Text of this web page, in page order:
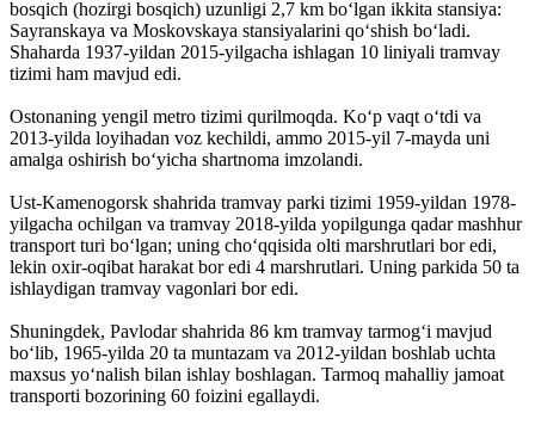
bosqich (hozirgi bosqich) uzunligi 2,7 km boʻlgan ikkita stansiya:
Sayranskaya va Moskovskaya stansiyalarini qoʻshish boʻladi.
Shaharda 1937-yildan 2015-yilgacha ishlagan 10 liniyali tramvay
tizimi ham mavjud edi.
Ostonaning yengil metro tizimi qurilmoqda. Koʻp vaqt oʻtdi va
2013-yilda loyihadan voz kechildi, ammo 2015-yil 7-mayda uni
amalga oshirish boʻyicha shartnoma imzolandi.
Ust-Kamenogorsk shahrida tramvay parki tizimi 1959-yildan 1978-
yilgacha ochilgan va tramvay 2018-yilda yopilgunga qadar mashhur
transport turi boʻlgan; uning choʻqqisida olti marshrutlari bor edi,
lekin oxir-oqibat harakat bor edi 4 marshrutlari. Uning parkida 50 ta
ishlaydigan tramvay vagonlari bor edi.
Shuningdek, Pavlodar shahrida 86 km tramvay tarmogʻi mavjud
boʻlib, 1965-yilda 20 ta muntazam va 2012-yildan boshlab uchta
maxsus yoʻnalish bilan ishlay boshlagan. Tarmoq mahalliy jamoat
transporti bozorining 60 foizini egallaydi.